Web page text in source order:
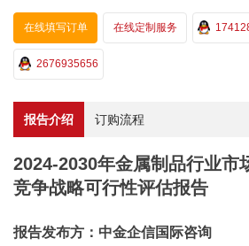
在线填写订单 在线定制服务
2676935656
报告介绍 订购流程
2024-2030年金属制品行业市
竞争战略可行性评估报告
报告发布方：中金企信国际咨询